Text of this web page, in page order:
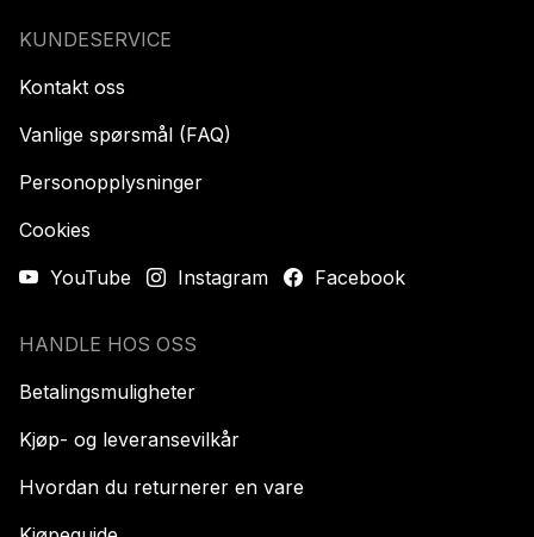
KUNDESERVICE
Kontakt oss
Vanlige spørsmål (FAQ)
Personopplysninger
Cookies
YouTube
Instagram Facebook
HANDLE HOS OSS
Betalingsmuligheter
Kjøp- og leveransevilkår
Hvordan du returnerer en vare